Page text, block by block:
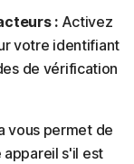
:Activez
votre identifiant
de vérification
vous permet de
s'il est